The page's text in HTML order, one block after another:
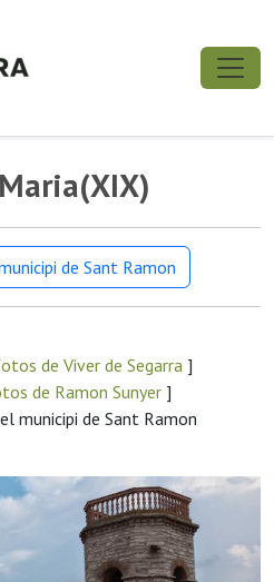
de Sant Ramon
de Viver de Segarra ]
de Ramon Sunyer ]
municipi de Sant Ramon